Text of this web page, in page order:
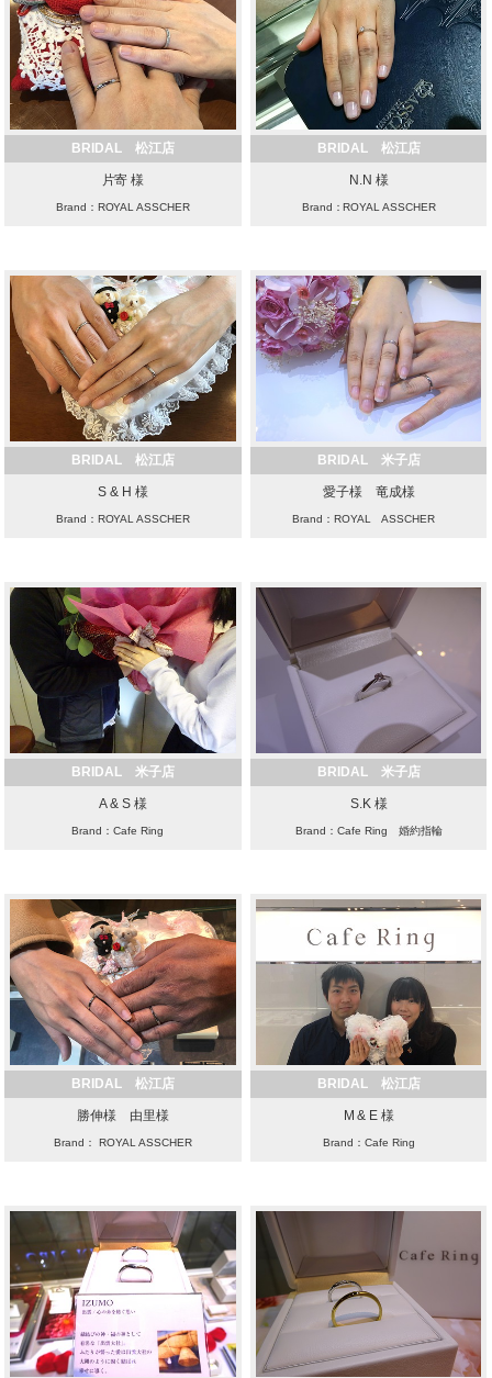
BRIDAL 松江店
片寄 様
Brand：ROYAL ASSCHER
BRIDAL 松江店
N.N 様
Brand：ROYAL ASSCHER
BRIDAL 松江店
S & H 様
Brand：ROYAL ASSCHER
BRIDAL 米子店
愛子様 竜成様
Brand：ROYAL ASSCHER
BRIDAL 米子店
A & S 様
Brand：Cafe Ring
BRIDAL 米子店
S.K 様
Brand：Cafe Ring 婚約指輪
BRIDAL 松江店
勝伸様 由里様
Brand： ROYAL ASSCHER
BRIDAL 松江店
M & E 様
Brand：Cafe Ring